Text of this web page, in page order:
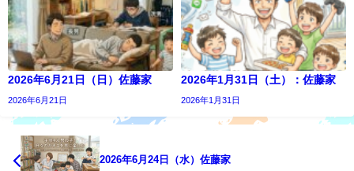
2026年6月21日（日）佐藤家
2026年6月21日
2026年1月31日（土）：佐藤家
2026年1月31日
2026年6月24日（水）佐藤家